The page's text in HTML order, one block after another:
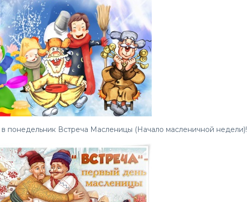
понедельник Встреча Масленицы (Начало масленичной недели)!